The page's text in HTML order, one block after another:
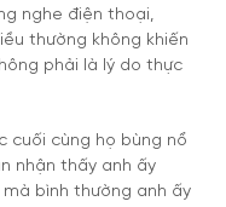
nghe điện thoại,
thường không khiến
phải là lý do thực
cuối cùng họ bùng nổ
nhận thấy anh ấy
bình thường anh ấy